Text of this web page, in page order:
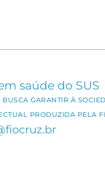
saúde do SUS
GARANTIR À
PRODUZIDA PELA